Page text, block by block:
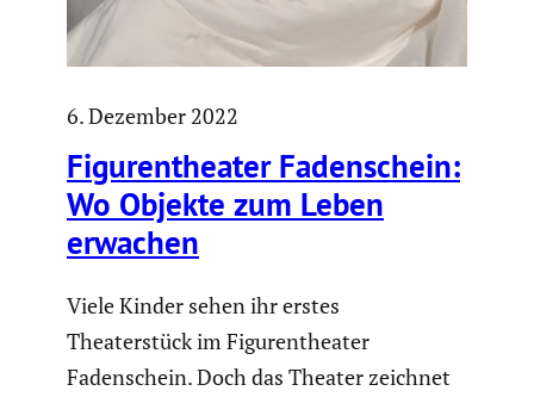
6. Dezember 2022
Figuren­theater Faden­schein:
Wo Objekte zum Leben
erwachen
Viele Kinder sehen ihr erstes
Theaterstück im Figurentheater
Fadenschein. Doch das Theater zeichnet